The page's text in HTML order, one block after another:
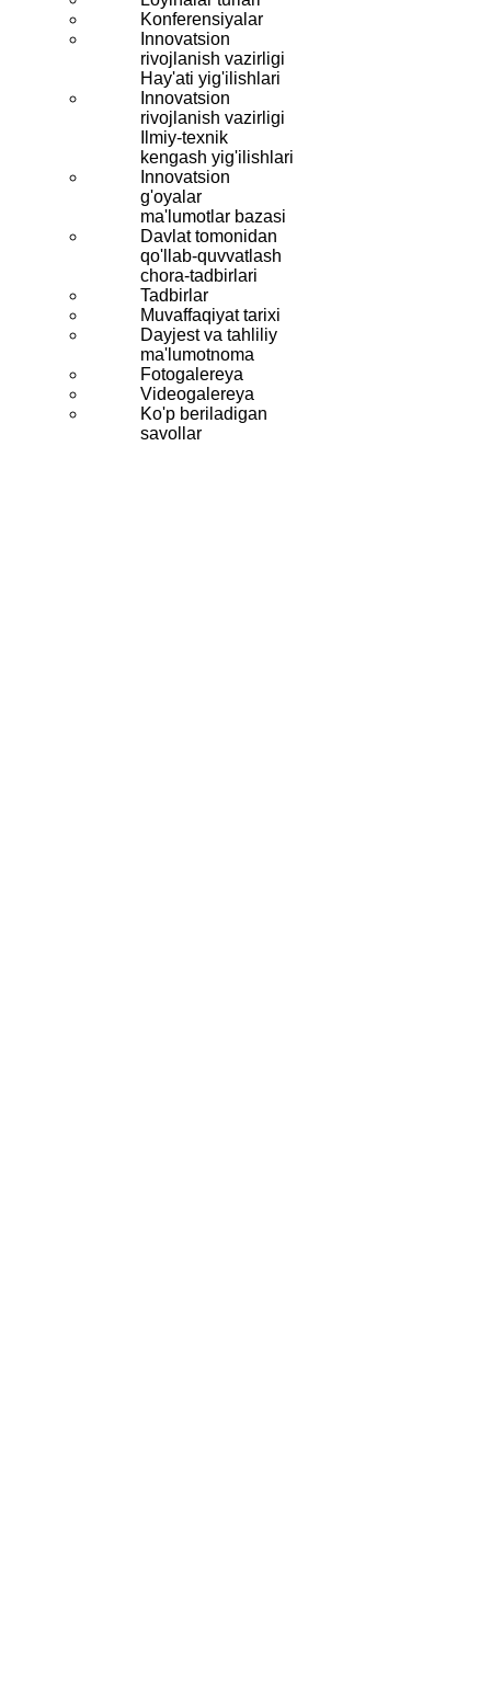
Konferensiyalar
Innovatsion
rivojlanish vazirligi
Hay'ati yig'ilishlari
Innovatsion
rivojlanish vazirligi
Ilmiy-texnik
kengash yig'ilishlari
Innovatsion
g'oyalar
ma'lumotlar bazasi
Davlat tomonidan
qo'llab-quvvatlash
chora-tadbirlari
Tadbirlar
Muvaffaqiyat tarixi
Dayjest va tahliliy
ma'lumotnoma
Fotogalereya
Videogalereya
Ko'p beriladigan
savollar